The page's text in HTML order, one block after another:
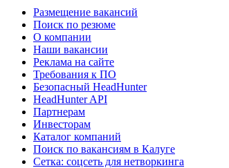
Размещение вакансий
Поиск по резюме
О компании
Наши вакансии
Реклама на сайте
Требования к ПО
Безопасный HeadHunter
HeadHunter API
Партнерам
Инвесторам
Каталог компаний
Поиск по вакансиям в Калуге
Сетка: соцсеть для нетворкинга